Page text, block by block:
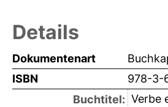
Details
Dokumentenart
ISBN
978-3-
Buchtitel: Verbe